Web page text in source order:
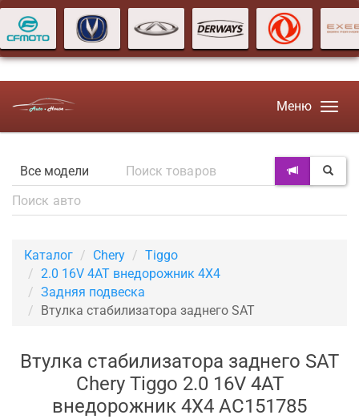
Меню
Каталог Chery
Tiggo
2.0 16V 4AT внедорожник 4X4
Задняя подвеска
Втулка стабилизатора заднего SAT
Втулка стабилизатора заднего SAT
Chery Tiggo 2.0 16V 4AT
внедорожник 4X4 AC151785